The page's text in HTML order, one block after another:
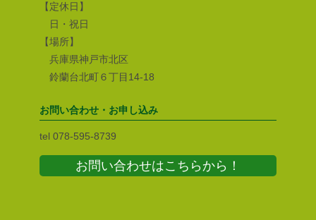
【定休日】
日・祝日
【場所】
兵庫県神戸市北区
鈴蘭台北町６丁目14-18
お問い合わせ・お申し込み
tel 078-595-8739
お問い合わせはこちらから！